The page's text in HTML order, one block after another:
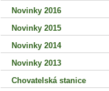
Novinky 2016
Novinky 2015
Novinky 2014
Novinky 2013
Chovatelská stanice